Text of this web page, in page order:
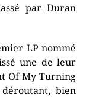
par Duran
LP nommé
une de leur
Of My Turning
bien